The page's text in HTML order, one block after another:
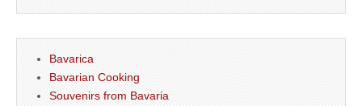
Bavarica
Bavarian Cooking
Souvenirs from Bavaria